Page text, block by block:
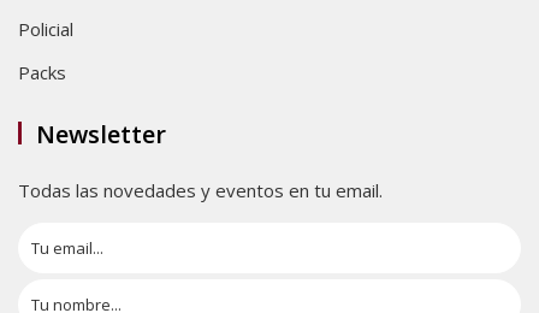
Policial
Packs
Newsletter
Todas las novedades y eventos en tu email.